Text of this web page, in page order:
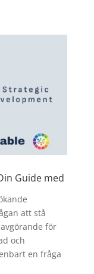
Guide med
att stå
för
och
en fråga